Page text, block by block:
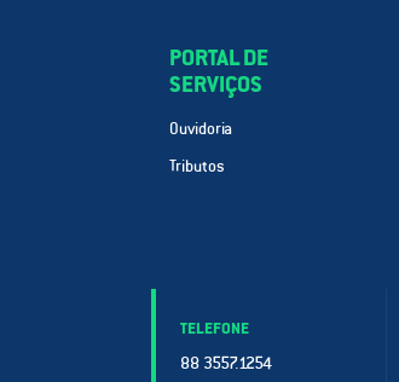
PORTAL DE
SERVIÇOS
Ouvidoria
Tributos
TELEFONE
88 3557.1254